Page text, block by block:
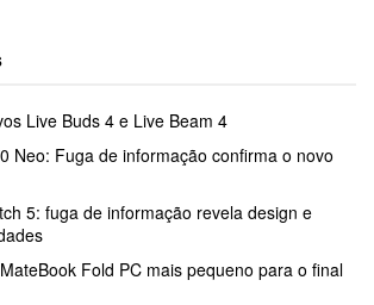
Live Buds 4 e Live Beam 4
Neo: Fuga de informação confirma o novo
5: fuga de informação revela design e
Fold PC mais pequeno para o final